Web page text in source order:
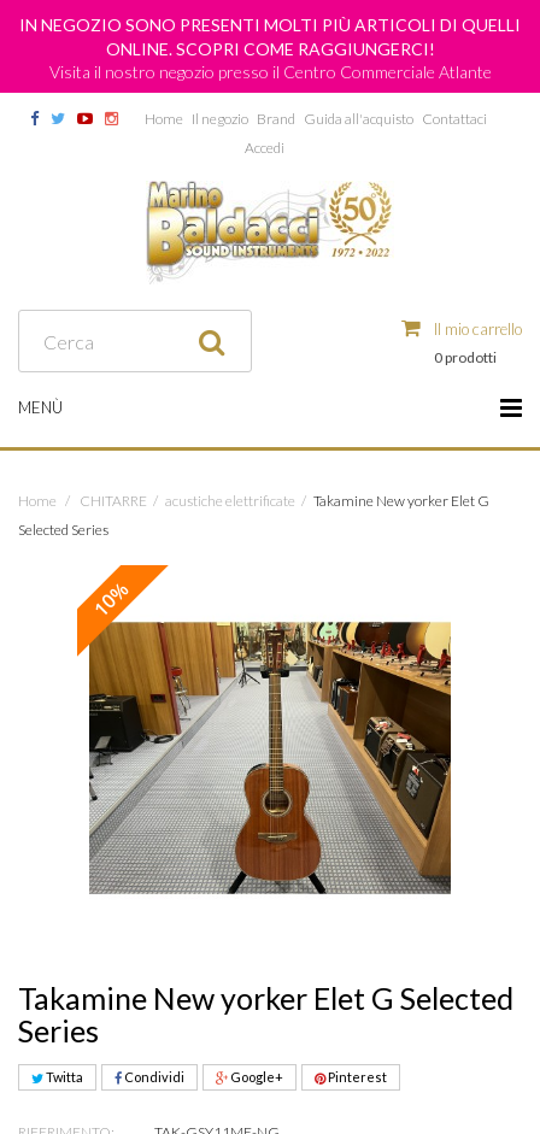
IN NEGOZIO SONO PRESENTI MOLTI PIÙ ARTICOLI DI QUELLI
ONLINE. SCOPRI COME RAGGIUNGERCI!
Visita il nostro negozio presso il Centro Commerciale Atlante
Home Il negozio Brand Guida all'acquisto Contattaci
Accedi
Il mio carrello
0 prodotti
MENÙ
Home / CHITARRE / acustiche elettrificate / Takamine New yorker Elet G
Selected Series
10%
Takamine New yorker Elet G Selected
Series
Twitta Condividi Google+ Pinterest